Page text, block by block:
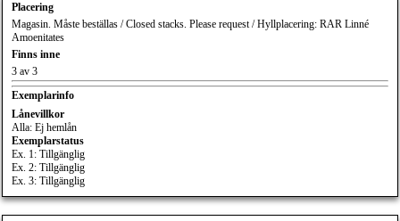
Placering
Magasin. Måste beställas / Closed stacks. Please request / Hyllplacering: RAR Linné
Amoenitates
Finns inne
3 av 3
Exemplarinfo
Lånevillkor
Alla: Ej hemlån
Exemplarstatus
Ex. 1: Tillgänglig
Ex. 2: Tillgänglig
Ex. 3: Tillgänglig